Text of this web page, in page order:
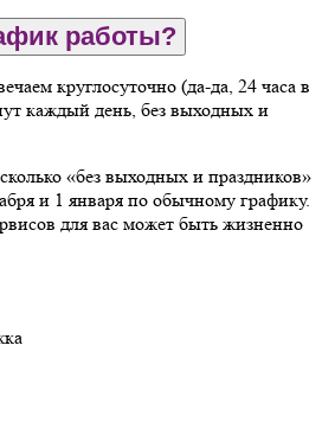
работы?
круглосуточно (да-да, 24 часа в
каждый день, без выходных и
«без выходных и праздников»
и 1 января по обычному графику.
для вас может быть жизненно